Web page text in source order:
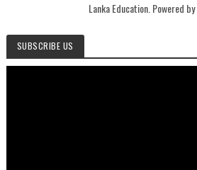
Lanka Education. Powered by
SUBSCRIBE US